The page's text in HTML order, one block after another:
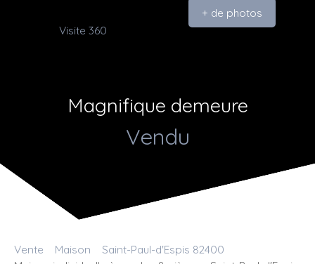
Visite 360
+ de photos
Magnifique demeure
Vendu
Vente Maison
Saint-Paul-d'Espis 82400